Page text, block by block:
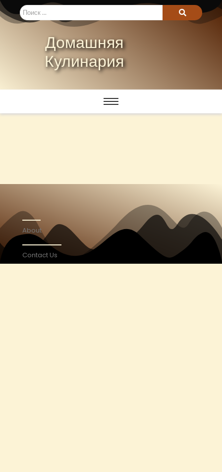
Домашняя
Кулинария
About
Contact Us